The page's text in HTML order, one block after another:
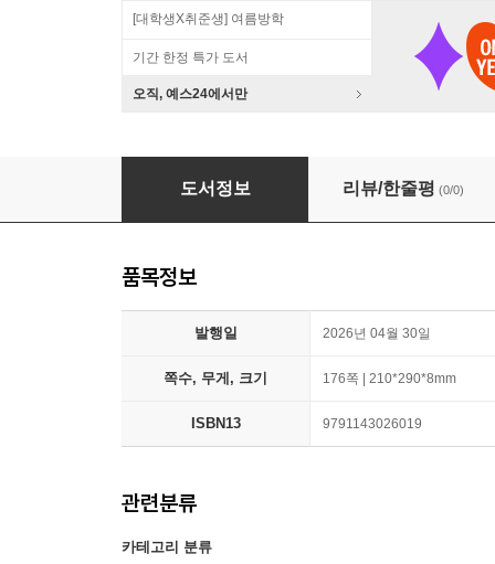
[대학생X취준생] 여름방학
기간 한정 특가 도서
오직, 예스24에서만
AI와 문학의 장 (큰글자책)
도서정보 리뷰/한줄평 (0/0)
품목정보
발행일 2026년 04월 30일
쪽수, 무게, 크기 176쪽 | 210*290*8mm
ISBN13 9791143026019
관련분류
카테고리 분류